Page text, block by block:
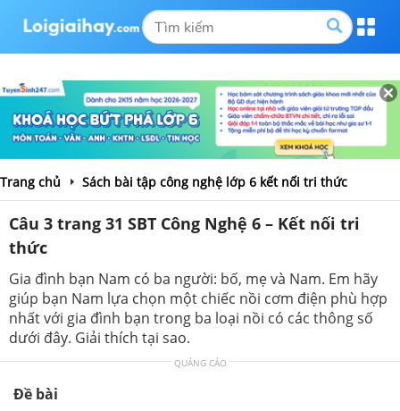
Trang chủ Sách bài tập công nghệ lớp 6 kết nối tri thức
Câu 3 trang 31 SBT Công Nghệ 6 – Kết nối tri
thức
Gia đình bạn Nam có ba người: bố, mẹ và Nam. Em hãy
giúp bạn Nam lựa chọn một chiếc nồi cơm điện phù hợp
nhất với gia đình bạn trong ba loại nồi có các thông số
dưới đây. Giải thích tại sao.
QUẢNG CÁO
Đề bài